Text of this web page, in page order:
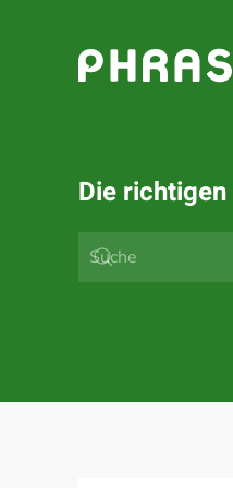
Zum Hauptinhalt
Die